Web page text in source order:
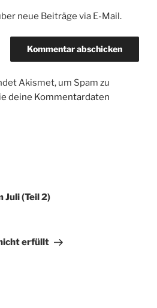
neue Beiträge via E-Mail.
Akismet, um Spam zu
deine Kommentardaten
(Teil 2)
erfüllt